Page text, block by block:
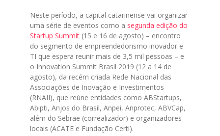
Neste período, a capital catarinense vai organizar
uma série de eventos como a segunda edição do
Startup Summit (15 e 16 de agosto) – encontro
do segmento de empreendedorismo inovador e
TI que espera reunir mais de 3,5 mil pessoas – e
o Innovation Summit Brasil 2019 (12 a 14 de
agosto), da recém criada Rede Nacional das
Associações de Inovação e Investimentos
(RNAII), que reúne entidades como ABStartups,
Abipti, Anjos do Brasil, Anpei, Anprotec, ABVCap,
além do Sebrae (correalizador) e organizadores
locais (ACATE e Fundação Certi).